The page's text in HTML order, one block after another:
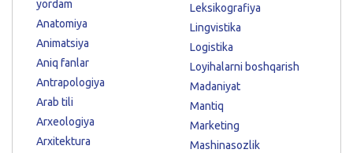
yordam
Anatomiya
Animatsiya
Aniq fanlar
Antrapologiya
Arab tili
Arxeologiya
Arxitektura
Leksikografiya
Lingvistika
Logistika
Loyihalarni boshqarish
Madaniyat
Mantiq
Marketing
Mashinasozlik